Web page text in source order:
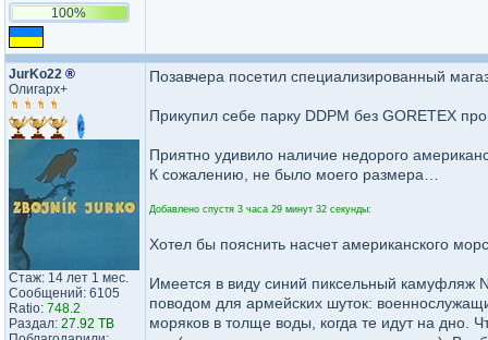
100%
JurKo22 ®
Олигарх+
Стаж: 14 лет 1 мес.
Сообщений: 6105
Ratio: 748.2
Раздал: 27.92 TB
Позавчера посетил специализированный
Прикупил себе парку DDPM без GORETEX
Приятно удивило наличие недорого
К сожалению, не было моего размера…
Добавлено спустя 3 часа 29 минут 32 секунды:
Хотел бы пояснить насчет американского
Имеется в виду синий пиксельный камуфляж
поводом для армейских шуток:
моряков в толще воды, когда те идут на дно.